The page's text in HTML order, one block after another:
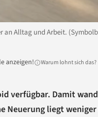
an Alltag und Arbeit.
anzeigen! Warum lohnt sich das?
verfügbar. Damit
liegt